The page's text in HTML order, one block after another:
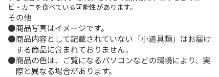
ビ・カニを食べている可能性があります。
その他
商品写真はイメージです。
商品内容として記載されていない「小道具類」はお届け
する商品に含まれておりません。
商品の色は、ご覧になるパソコンなどの環境により、実
際と異なる場合があります。